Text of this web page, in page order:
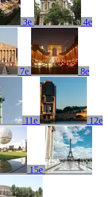
3e 4e
7e 8e
11e 12e
15e